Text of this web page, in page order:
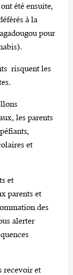
été ensuite,
à la
pour
risquent les
les parents
et
et
parents et
des
alerter
recevoir et